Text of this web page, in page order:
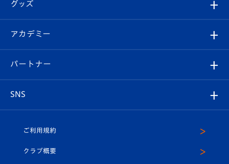
チケット
イベント
メディア
ホームタウン
スタッフプロフィール
マスコット紹介
Revive Team
ヴィヴィくんの長崎おもてなしガイド
フォトギャラリー
スタジアムグルメ
V-LOVERS（ファンクラブ）
プレイヤーズスイート
グッズ
オンラインショップ
店舗情報
アカデミー
育成からのお知らせ
U-18
パートナー
SNS
ヴィヴィくんインスタグラム
ご利用規約
クラブ概要